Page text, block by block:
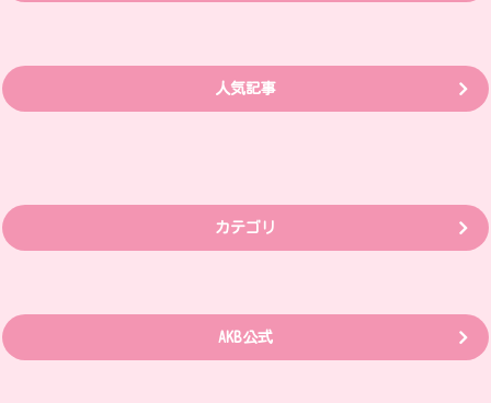
人気記事
カテゴリ
AKB公式